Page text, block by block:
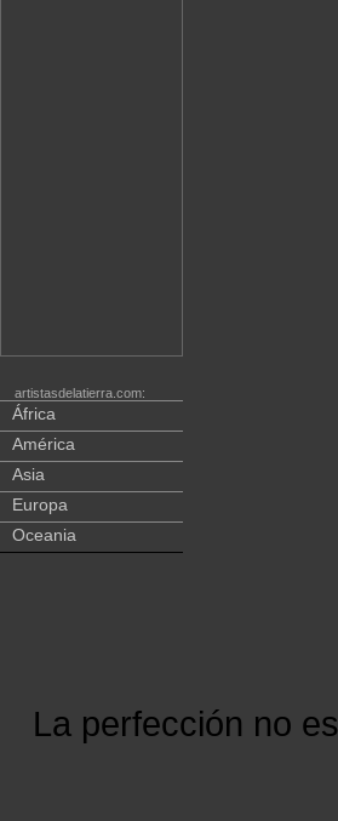
artistasdelatierra.com:
África
América
Asia
Europa
Oceania
La perfección no